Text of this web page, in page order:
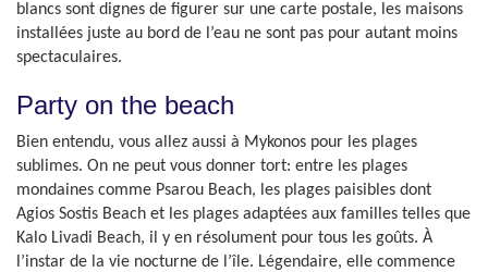
blancs sont dignes de figurer sur une carte postale, les maisons
installées juste au bord de l’eau ne sont pas pour autant moins
spectaculaires.
Party on the beach
Bien entendu, vous allez aussi à Mykonos pour les plages
sublimes. On ne peut vous donner tort: entre les plages
mondaines comme Psarou Beach, les plages paisibles dont
Agios Sostis Beach et les plages adaptées aux familles telles que
Kalo Livadi Beach, il y en résolument pour tous les goûts. À
l’instar de la vie nocturne de l’île. Légendaire, elle commence